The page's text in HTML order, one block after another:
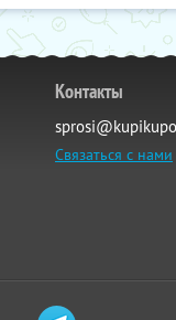
Контакты
Связаться с нами